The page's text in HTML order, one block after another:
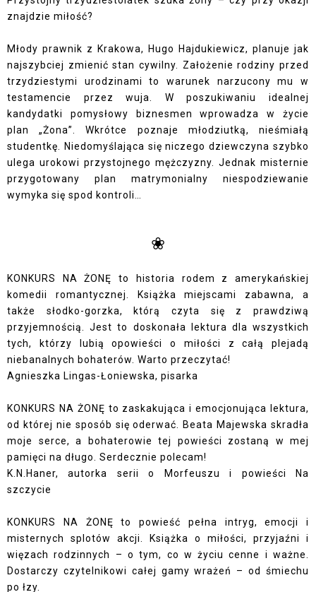
znajdzie miłość?
Młody prawnik z Krakowa, Hugo Hajdukiewicz, planuje jak
najszybciej zmienić stan cywilny. Założenie rodziny przed
trzydziestymi urodzinami to warunek narzucony mu w
testamencie przez wuja. W poszukiwaniu idealnej
kandydatki pomysłowy biznesmen wprowadza w życie
plan „Żona”. Wkrótce poznaje młodziutką, nieśmiałą
studentkę. Niedomyślająca się niczego dziewczyna szybko
ulega urokowi przystojnego mężczyzny. Jednak misternie
przygotowany plan matrymonialny niespodziewanie
wymyka się spod kontroli…
❀
KONKURS NA ŻONĘ to historia rodem z amerykańskiej
komedii romantycznej. Książka miejscami zabawna, a
także słodko-gorzka, którą czyta się z prawdziwą
przyjemnością. Jest to doskonała lektura dla wszystkich
tych, którzy lubią opowieści o miłości z całą plejadą
niebanalnych bohaterów. Warto przeczytać!
Agnieszka Lingas-Łoniewska, pisarka
KONKURS NA ŻONĘ to zaskakująca i emocjonująca lektura,
od której nie sposób się oderwać. Beata Majewska skradła
moje serce, a bohaterowie tej powieści zostaną w mej
pamięci na długo. Serdecznie polecam!
K.N.Haner, autorka serii o Morfeuszu i powieści Na
szczycie
KONKURS NA ŻONĘ to powieść pełna intryg, emocji i
misternych splotów akcji. Książka o miłości, przyjaźni i
więzach rodzinnych – o tym, co w życiu cenne i ważne.
Dostarczy czytelnikowi całej gamy wrażeń – od śmiechu
po łzy.